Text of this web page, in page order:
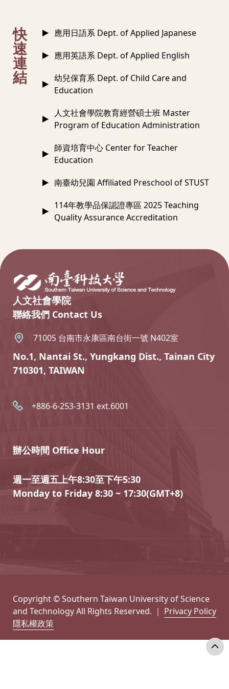
快
速
連
結
應用日語系 Dept. of Applied Japanese
應用英語系 Dept. of Applied English
幼兒保育系 Dept. of Child Care and
Education
人文社會學院教育經營碩士班 Master
Program of Education Administration
師資培育中心 Center for Teacher
Education
南臺幼兒園 Affiliated Preschool of STUST
114年教學品保認證專區 2025 Teaching
Quality Assurance Accreditation
人文社會學院
聯絡我們 Contact Us
71005 台南市永康區南台街一號 N402室
No.1, Nantai St., Yungkang Dist., Tainan City
710301, TAIWAN
+886-6-253-3131 ext.6001
辦公時間 Office Hour
週一至週五上午8:30至下午5:30
Monday to Friday 8:30 ~ 17:30(GMT+8)
Copyright © Southern Taiwan University of Science
and Technology All Rights Reserved. ｜ Privacy Policy
隱私權政策